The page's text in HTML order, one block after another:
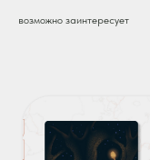
возможно заинтересует